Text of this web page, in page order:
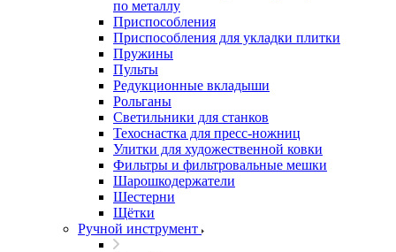
по металлу
Приспособления
Приспособления для укладки плитки
Пружины
Пульты
Редукционные вкладыши
Рольганы
Светильники для станков
Техоснастка для пресс-ножниц
Улитки для художественной ковки
Фильтры и фильтровальные мешки
Шарошкодержатели
Шестерни
Щётки
Ручной инструмент